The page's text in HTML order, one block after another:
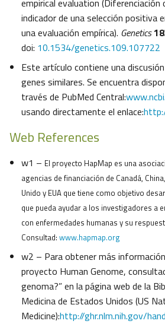
empirical evaluation (Diferenciación
indicador de una selección positiva
una evaluación empírica). Genetics
doi: 10.1534/genetics.109.107722
Este artículo contiene una
genes similares. Se encuentra
través de PubMed Central:
usando directamente el enlace:
Web References
w1 – El proyecto HapMap es una
agencias de financiación de Canadá,
Unido y EUA que tiene como objetivo
que pueda ayudar a los investigadores a
con enfermedades humanas y su
Consultad: www.hapmap.org
w2 – Para obtener más
proyecto Human Genome,
genoma?” en la página web de la
Medicina de Estados Unidos (US
Medicine):http://ghr.nlm.nih.gov/